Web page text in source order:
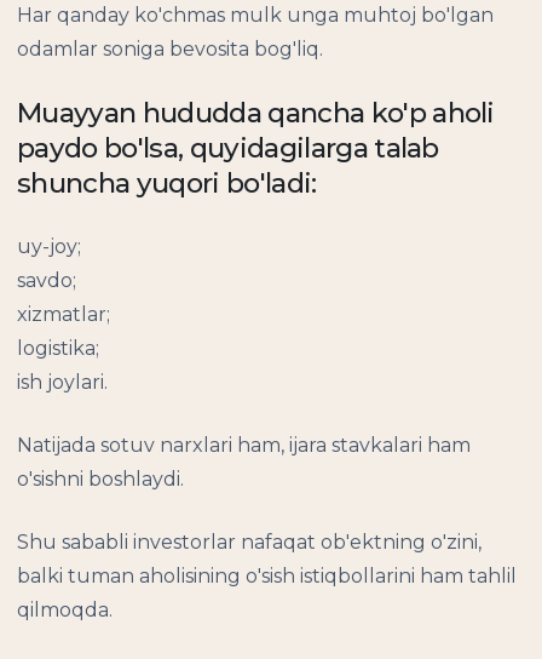
Har qanday ko'chmas mulk unga muhtoj bo'lgan
odamlar soniga bevosita bog'liq.
Muayyan hududda qancha ko'p aholi
paydo bo'lsa, quyidagilarga talab
shuncha yuqori bo'ladi:
uy-joy;
savdo;
xizmatlar;
logistika;
ish joylari.
Natijada sotuv narxlari ham, ijara stavkalari ham
o'sishni boshlaydi.
Shu sababli investorlar nafaqat ob'ektning o'zini,
balki tuman aholisining o'sish istiqbollarini ham tahlil
qilmoqda.